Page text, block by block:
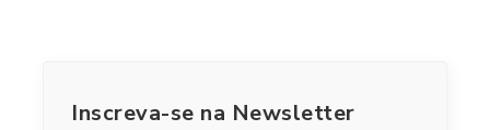
Inscreva-se na Newsletter